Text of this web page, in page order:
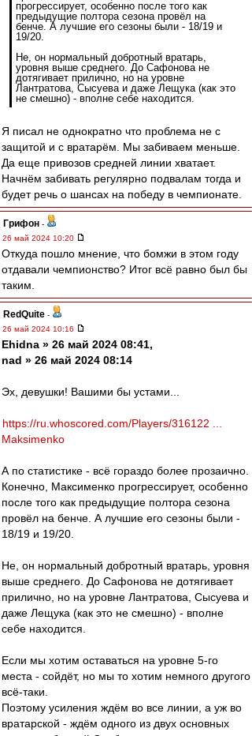
прогрессирует, особенно после того как
предыдущие полтора сезона провёл на
бенче. А лучшие его сезоны были - 18/19 и
19/20.
Не, он нормальный добротный вратарь,
уровня выше среднего. До Сафонова не
дотягивает прилично, но на уровне
Лантратова, Сысуева и даже Лещука (как это
не смешно) - вполне себе находится.
Я писал не однократно что проблема не с
защитой и с вратарём. Мы забиваем меньше.
Да еще привозов средней линии хватает.
Начнём забивать регулярно подвалам тогда и
будет речь о шансах на победу в чемпионате.
Грифон -
26 май 2024 10:20
Откуда пошло мнение, что бомжи в этом году
отдавали чемпионство? Итог всё равно был бы
таким.
RedQuite -
26 май 2024 10:16
Ehidna » 26 май 2024 08:41,
nad » 26 май 2024 08:14
Эх, девушки! Вашими бы устами...
https://ru.whoscored.com/Players/316122 ...
Maksimenko
А по статистике - всё гораздо более прозаично.
Конечно, Максименко прогрессирует, особенно
после того как предыдущие полтора сезона
провёл на бенче. А лучшие его сезоны были -
18/19 и 19/20.
Не, он нормальный добротный вратарь, уровня
выше среднего. До Сафонова не дотягивает
прилично, но на уровне Лантратова, Сысуева и
даже Лещука (как это не смешно) - вполне
себе находится.
Если мы хотим оставаться на уровне 5-го
места - сойдёт, но мы то хотим немного другого
всё-таки.
Поэтому усиления ждём во все линии, а уж во
вратарской - ждём одного из двух основных